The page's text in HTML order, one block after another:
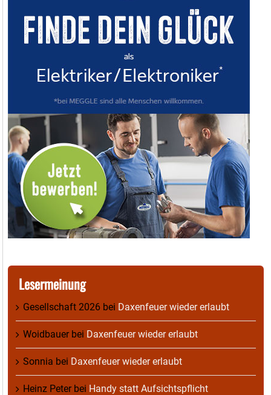
Lesermeinung
Gesellschaft 2026 bei Daxenfeuer wieder erlaubt
Woidbauerbei Daxenfeuer wieder erlaubt
Sonnia bei Daxenfeuer wieder erlaubt
Heinz Peterbei Handy statt Aufsichtspflicht